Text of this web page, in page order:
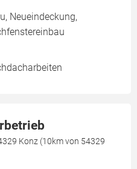
Neueindeckung,
Konz (10km von 54329